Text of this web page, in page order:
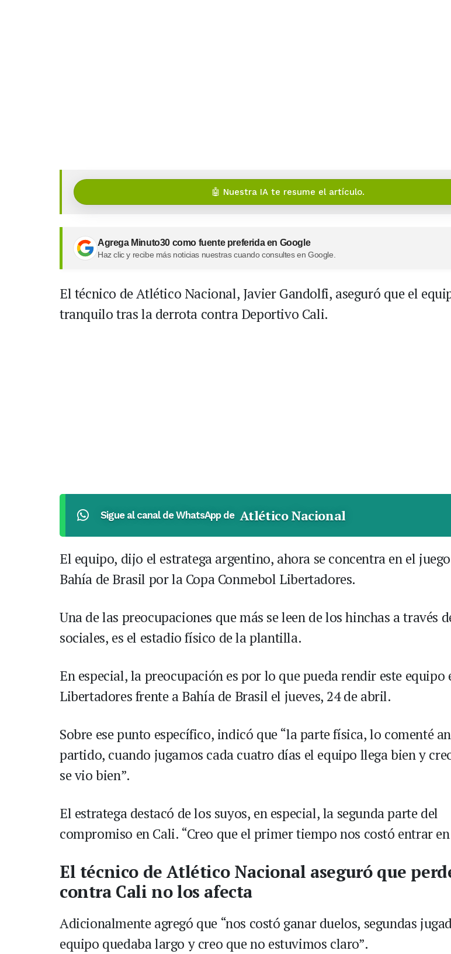
🤖 Nuestra IA te resume el artículo.
Agrega Minuto30 como fuente preferida en Google
Haz clic y recibe más noticias nuestras cuando consultes en Google.
El técnico de Atlético Nacional, Javier Gandolfi, aseguró que el
tranquilo tras la derrota contra Deportivo Cali.
Sigue al canal de WhatsApp de Atlético Nacional
El equipo, dijo el estratega argentino, ahora se concentra en el
Bahía de Brasil por la Copa Conmebol Libertadores.
Una de las preocupaciones que más se leen de los hinchas a través
sociales, es el estadio físico de la plantilla.
En especial, la preocupación es por lo que pueda rendir este equipo
Libertadores frente a Bahía de Brasil el jueves, 24 de abril.
Sobre ese punto específico, indicó que “la parte física, lo comenté
partido, cuando jugamos cada cuatro días el equipo llega bien y
se vio bien”.
El estratega destacó de los suyos, en especial, la segunda parte del
compromiso en Cali. “Creo que el primer tiempo nos costó entrar
El técnico de Atlético Nacional aseguró que
contra Cali no los afecta
Adicionalmente agregó que “nos costó ganar duelos, segundas
equipo quedaba largo y creo que no estuvimos claro”.